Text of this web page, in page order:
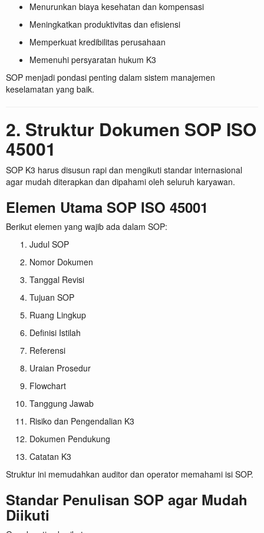
Menurunkan biaya kesehatan dan kompensasi
Meningkatkan produktivitas dan efisiensi
Memperkuat kredibilitas perusahaan
Memenuhi persyaratan hukum K3
SOP menjadi pondasi penting dalam sistem manajemen
keselamatan yang baik.
2. Struktur Dokumen SOP ISO
45001
SOP K3 harus disusun rapi dan mengikuti standar internasional
agar mudah diterapkan dan dipahami oleh seluruh karyawan.
Elemen Utama SOP ISO 45001
Berikut elemen yang wajib ada dalam SOP:
Judul SOP
Nomor Dokumen
Tanggal Revisi
Tujuan SOP
Ruang Lingkup
Definisi Istilah
Referensi
Uraian Prosedur
Flowchart
Tanggung Jawab
Risiko dan Pengendalian K3
Dokumen Pendukung
Catatan K3
Struktur ini memudahkan auditor dan operator memahami isi SOP.
Standar Penulisan SOP agar Mudah
Diikuti